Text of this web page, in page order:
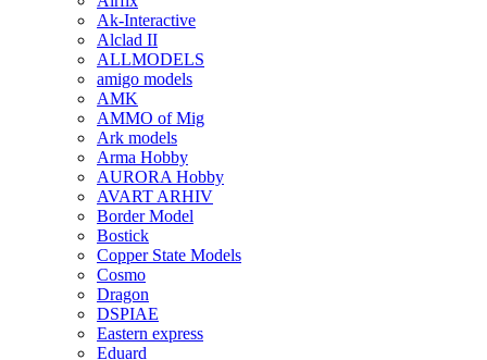
Ak-Interactive
Alclad II
ALLMODELS
amigo models
AMK
AMMO of Mig
Ark models
Arma Hobby
AURORA Hobby
AVART ARHIV
Border Model
Bostick
Copper State Models
Cosmo
Dragon
DSPIAE
Eastern express
Eduard